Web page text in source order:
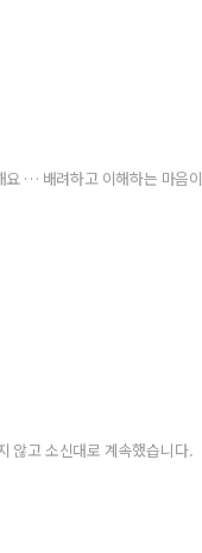
요 … 배려하고 이해하는 마음
않고 소신대로 계속했습니다.